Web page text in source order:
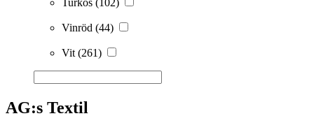
Turkos (102)
Vinröd (44)
Vit (261)
AG:s Textil